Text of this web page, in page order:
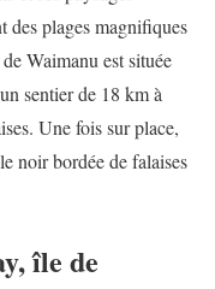
des plages magnifiques
Waimanu est située
sentier de 18 km à
Une fois sur place,
noir bordée de falaises
île de